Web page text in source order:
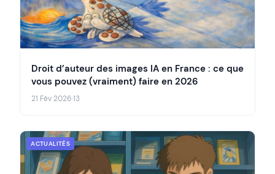
Droit d’auteur des images IA en France : ce que
vous pouvez (vraiment) faire en 2026
21 Fév 2026·13
ACTUALITÉS